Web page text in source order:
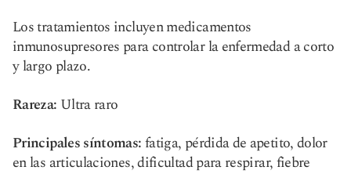
Los tratamientos incluyen medicamentos
inmunosupresores para controlar la enfermedad a corto
y largo plazo.
Rareza: Ultra raro
Principales síntomas:fatiga, pérdida de apetito, dolor
en las articulaciones, dificultad para respirar, fiebre